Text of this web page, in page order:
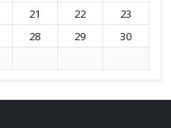
21 22
23
28 29
30